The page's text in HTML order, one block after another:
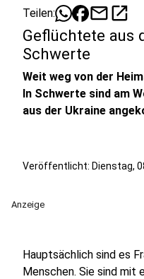
Teilen: mailopen_in_new
Geflüchtete aus
Schwerte
Weit weg von der
In Schwerte sind am
aus der Ukraine
Veröffentlicht: Dienstag,
Anzeige
Hauptsächlich sind es
Menschen. Sie sind mit